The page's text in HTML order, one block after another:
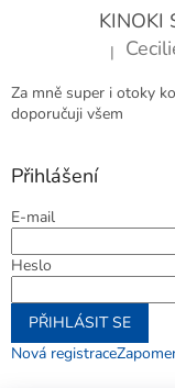
|
Za mně super i otoky
doporučuji všem
Přihlášení
E-mail
Heslo
PŘIHLÁSIT SE
Nová registrace